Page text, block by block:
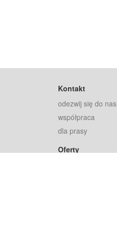
Kontakt
odezwij się do nas
współpraca
dla prasy
Oferty